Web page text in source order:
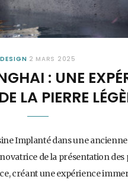
DESIGN 2 MARS 2025
: UNE
LA PIERRE
Implanté dans une ancienne
de la présentation des
créant une expérience